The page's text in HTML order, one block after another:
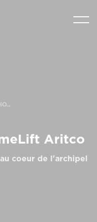
Aritco
coeur de l'archipel